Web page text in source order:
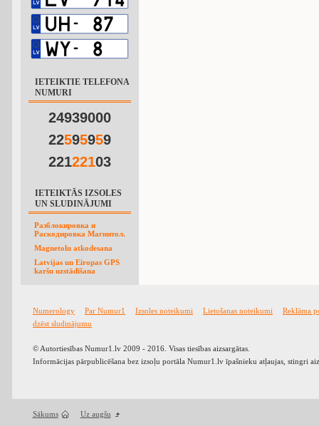
IETEIKTIE TELEFONA
NUMURI
24939000
22595959
22122103
IETEIKTĀS IZSOLES
UN SLUDINĀJUMI
Разблокировка и
Раскодировка Магнитол.
Magnetolu atkodesana
Latvijas un Eiropas GPS
karšu uzstādīšana
Numerology Par Numur1 Izsoles noteikumi Lietošanas noteikumi
Reklāma
dzēst sludinājumu
© Autortiesības Numur1.lv 2009 - 2016. Visas tiesības aizsargātas.
Informācijas pārpublicēšana bez izsoļu portāla Numur1.lv īpašnieku atļaujas, stingri
Sākums Uz augšu